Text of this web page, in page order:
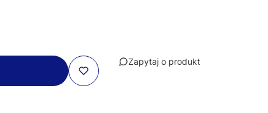
Zapytaj o produkt